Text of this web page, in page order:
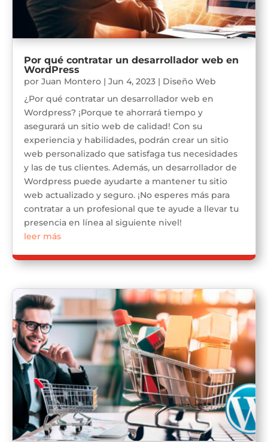
Por qué contratar un desarrollador web en
WordPress
porJuan Montero |Jun 4, 2023 | Diseño Web
¿Por qué contratar un desarrollador web en
Wordpress? ¡Porque te ahorrará tiempo y
asegurará un sitio web de calidad! Con su
experiencia y habilidades, podrán crear un sitio
web personalizado que satisfaga tus necesidades
y las de tus clientes. Además, un desarrollador de
Wordpress puede ayudarte a mantener tu sitio
web actualizado y seguro. ¡No esperes más para
contratar a un profesional que te ayude a llevar tu
presencia en línea al siguiente nivel!
leer más